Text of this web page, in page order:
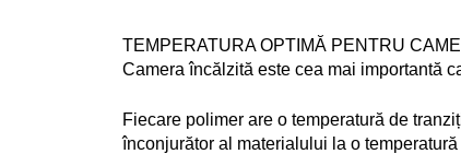
TEMPERATURA OPTIMĂ PENTRU
Camera încălzită este cea mai importantă
Fiecare polimer are o temperatură de
înconjurător al materialului la o